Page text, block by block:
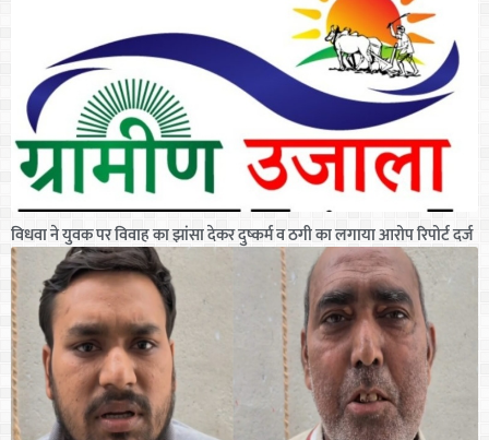
विधवा ने युवक पर विवाह का झांसा देकर दुष्कर्म व ठगी का लगाया आरोप रिपोर्ट दर्ज